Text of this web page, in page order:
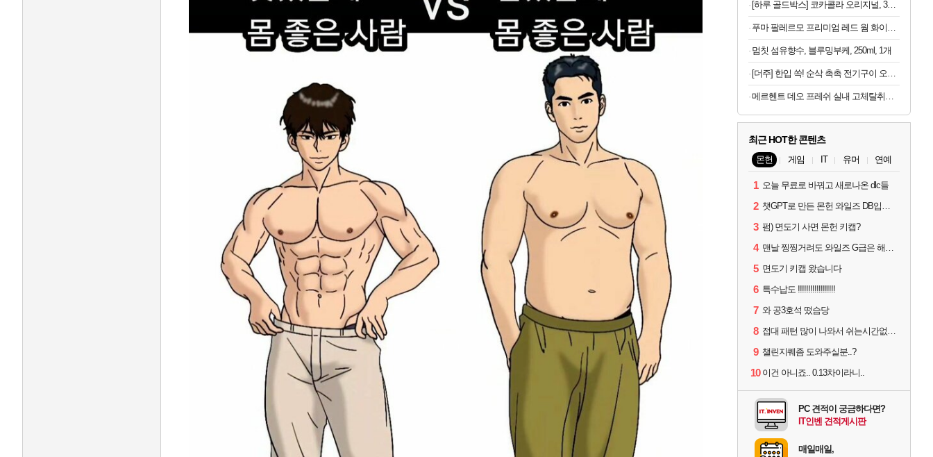
[하루 골드박스] 코카콜라 오리지널, 350ml, 24개
푸마 팔레르모 프리미엄 레드 웜 화이트 여자 운동화 401744-03
멈칫 섬유향수, 블루밍부케, 250ml, 1개
[더주] 한입 쏙! 순삭 촉촉 전기구이 오다리 180g (50-60미)
메르헨트 데오 프레쉬 실내 고체탈취제, 프레쉬 린넨, 350g x 2개
최근 HOT한 콘텐츠
몬헌 게임 IT 유머 연예
1 오늘 무료로 바꿔고 새로나온 dlc들
2 챗GPT로 만든 몬헌 와일즈 DB입니다.
3 펌) 면도기 사면 몬헌 키캡?
4 맨날 찡찡거려도 와일즈 G급은 해야하니까 접속 jpg
5 면도기 키캡 왔습니다
6 특수납도 !!!!!!!!!!!!!!!!!!
7 와 공3호석 떴슴당
8 접대 패턴 많이 나와서 쉬는시간없이 빡딜한것같은데..
9 챌린지퀘좀 도와주실분..?
10 이건 아니죠.. 0.13차이라니..
PC 견적이 궁금하다면?
IT인벤 견적게시판
매일매일,